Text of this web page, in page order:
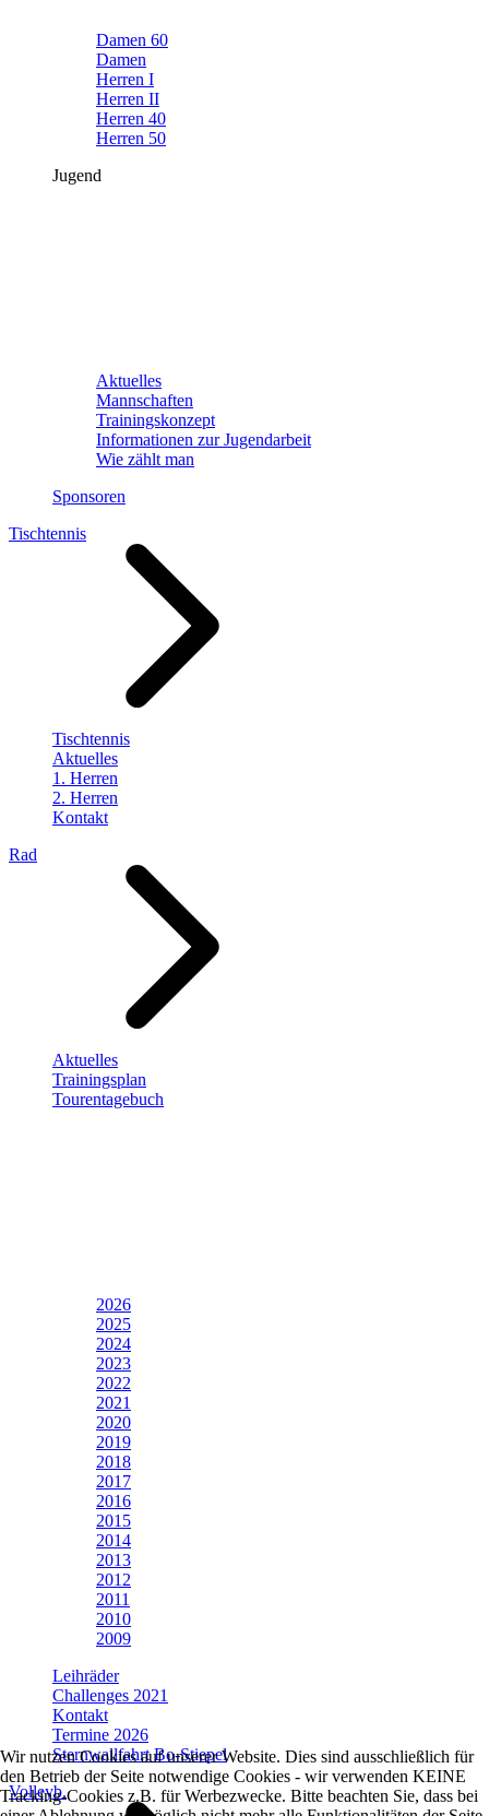
Damen 60
Damen
Herren I
Herren II
Herren 40
Herren 50
Jugend
Aktuelles
Mannschaften
Trainingskonzept
Informationen zur Jugendarbeit
Wie zählt man
Sponsoren
Tischtennis
Tischtennis
Aktuelles
1. Herren
2. Herren
Kontakt
Rad
Aktuelles
Trainingsplan
Tourentagebuch
2026
2025
2024
2023
2022
2021
2020
2019
2018
2017
2016
2015
2014
2013
2012
2011
2010
2009
Leihräder
Challenges 2021
Kontakt
Termine 2026
Sternwallfahrt Bo-Stiepel
Volleyb.
Wir nutzen Cookies auf unserer Website. Dies sind ausschließlich für
den Betrieb der Seite notwendige Cookies - wir verwenden KEINE
Tracking-Cookies z.B. für Werbezwecke. Bitte beachten Sie, dass bei